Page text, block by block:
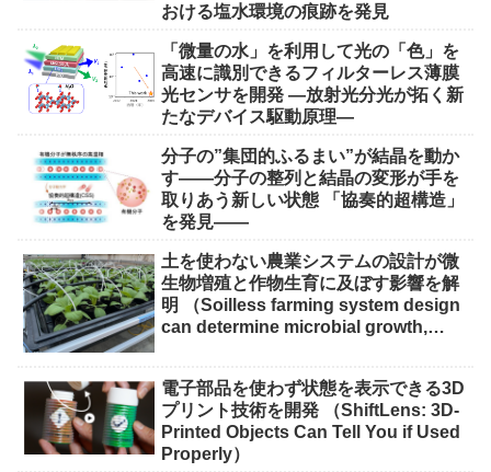
おける塩水環境の痕跡を発見
「微量の水」を利用して光の「色」を
高速に識別できるフィルターレス薄膜
光センサを開発 ―放射光分光が拓く新
たなデバイス駆動原理―
分子の”集団的ふるまい”が結晶を動か
す――分子の整列と結晶の変形が手を
取りあう新しい状態 「協奏的超構造」
を発見――
土を使わない農業システムの設計が微
生物増殖と作物生育に及ぼす影響を解
明 （Soilless farming system design
can determine microbial growth,
電子部品を使わず状態を表示できる3D
プリント技術を開発 （ShiftLens: 3D-
Printed Objects Can Tell You if Used
Properly）